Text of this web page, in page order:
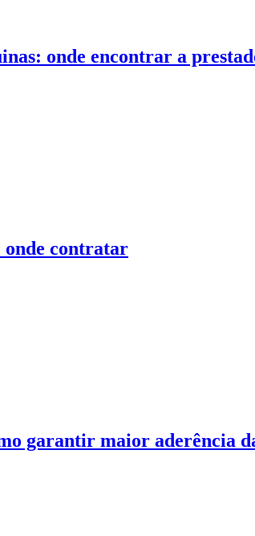
onde encontrar a
onde contratar
garantir maior aderência